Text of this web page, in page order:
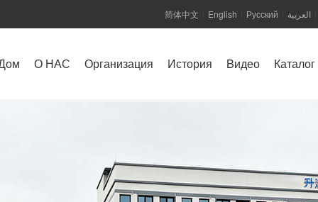
简体中文 English Русский العربية
О НАС Организация История Bидео Каталог